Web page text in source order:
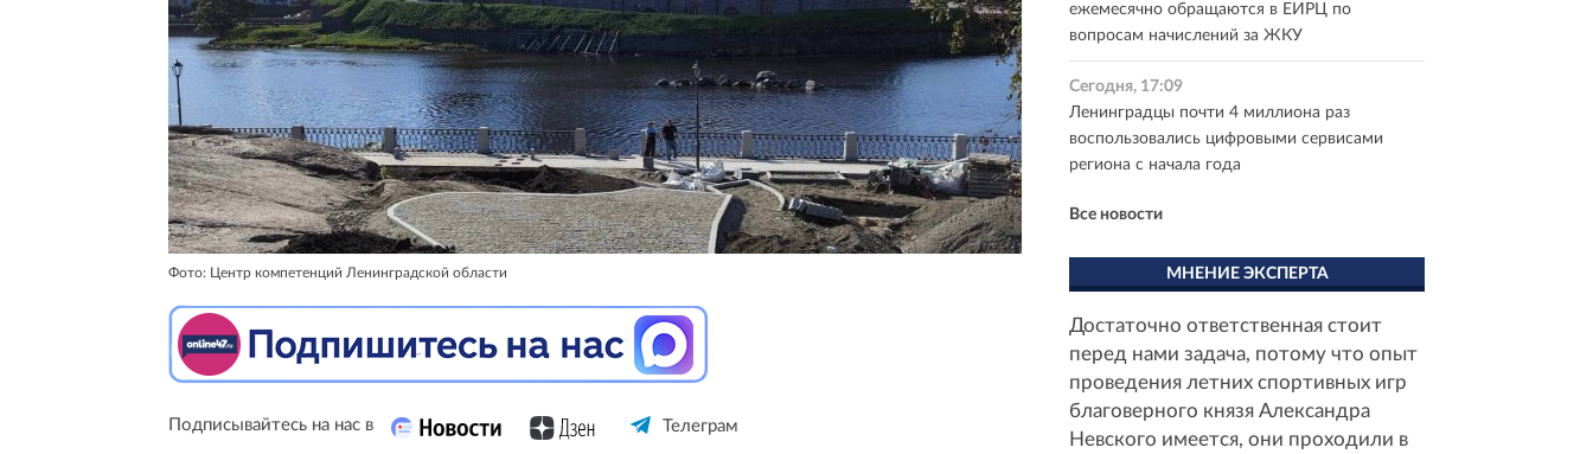
Фото: Центр компетенций Ленинградской области
Подписывайтесь на нас в Телеграм
ежемесячно обращаются в ЕИРЦ по
вопросам начислений за ЖКУ
Сегодня, 17:09
Ленинградцы почти 4 миллиона раз
воспользовались цифровыми сервисами
региона с начала года
Все новости
МНЕНИЕ ЭКСПЕРТА
Достаточно ответственная стоит
перед нами задача, потому что опыт
проведения летних спортивных игр
благоверного князя Александра
Невского имеется, они проходили в